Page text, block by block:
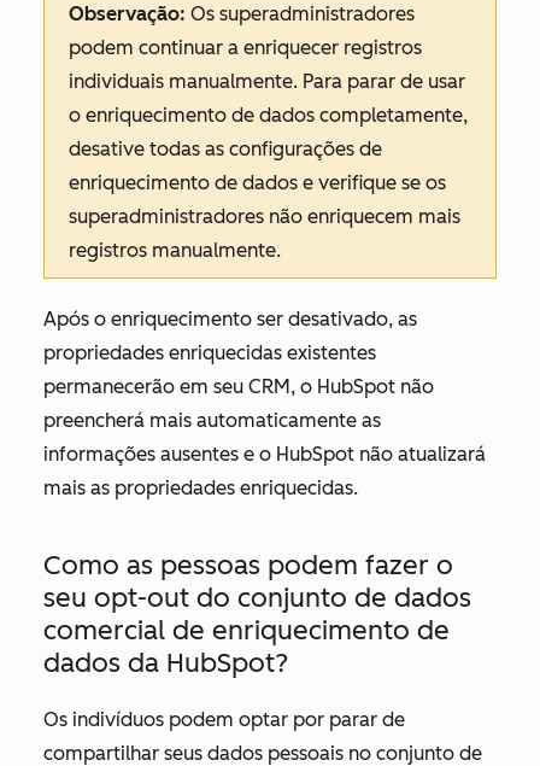
Observação: Os superadministradores
podem continuar a enriquecer registros
individuais manualmente. Para parar de usar
o enriquecimento de dados completamente,
desative todas as configurações de
enriquecimento de dados e verifique se os
superadministradores não enriquecem mais
registros manualmente.
Após o enriquecimento ser desativado, as
propriedades enriquecidas existentes
permanecerão em seu CRM, o HubSpot não
preencherá mais automaticamente as
informações ausentes e o HubSpot não atualizará
mais as propriedades enriquecidas.
Como as pessoas podem fazer o
seu opt-out do conjunto de dados
comercial de enriquecimento de
dados da HubSpot?
Os indivíduos podem optar por parar de
compartilhar seus dados pessoais no conjunto de